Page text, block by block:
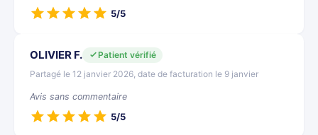
5/5
OLIVIER F.
Patient vérifié
Partagé le 12 janvier 2026, date de facturation le 9 janvier
Avis sans commentaire
5/5